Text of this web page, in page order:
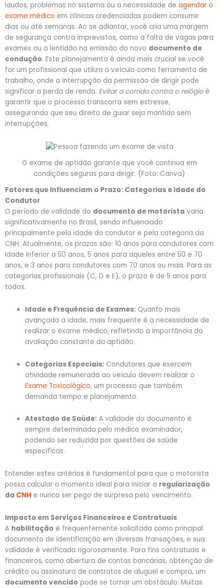
laudos, problemas no sistema ou a necessidade de agendar o
exame médico em clínicas credenciadas podem consumir
dias ou até semanas. Ao se adiantar, você cria uma margem
de segurança contra imprevistos, como a falta de vagas para
exames ou a lentidão na emissão do novo documento de
condução. Este planejamento é ainda mais crucial se você
for um profissional que utiliza o veículo como ferramenta de
trabalho, onde a interrupção da permissão de dirigir pode
significar a perda de renda. Evitar a corrida contra o relógioé
garantir que o processo transcorra sem estresse,
assegurando que seu direito de guiar seja mantido sem
interrupções.
O exame de aptidão garante que você continua em
condições seguras para dirigir. (Foto: Canva)
Fatores que Influenciam o Prazo: Categorias e Idade do
Condutor
O período de validade do documento de motorista varia
significativamente no Brasil, sendo influenciado
principalmente pela idade do condutor e pela categoria da
CNH. Atualmente, os prazos são: 10 anos para condutores com
idade inferior a 50 anos, 5 anos para aqueles entre 50 e 70
anos, e 3 anos para condutores com 70 anos ou mais. Para as
categorias profissionais (C, D e E), o prazo é de 5 anos para
todos.
Idade e Frequência de Exames: Quanto mais
avançada a idade, mais frequente é a necessidade de
realizar o exame médico, refletindo a importância da
avaliação constante da aptidão.
Categorias Especiais: Condutores que exercem
atividade remunerada ao veículo devem realizar o
Exame Toxicológico, um processo que também
demanda tempo e planejamento.
Atestado de Saúde: A validade do documento é
sempre determinada pelo médico examinador,
podendo ser reduzida por questões de saúde
específicas.
Entender estes critérios é fundamental para que o motorista
possa calcular o momento ideal para iniciar a regularização
da CNH e nunca ser pego de surpresa pelo vencimento.
Impacto em Serviços Financeiros e Contratuais
A habilitação é frequentemente solicitada como principal
documento de identificação em diversas transações, e sua
validade é verificada rigorosamente. Para fins contratuais e
financeiros, como abertura de contas bancárias, obtenção de
crédito ou assinatura de contratos de aluguel e compra, um
documento vencido pode se tornar um obstáculo. Muitas